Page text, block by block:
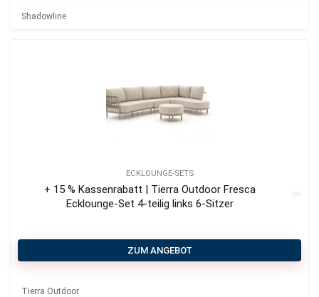
Shadowline
ECKLOUNGE-SETS
+ 15 % Kassenrabatt | Tierra Outdoor Fresca
Ecklounge-Set 4-teilig links 6-Sitzer
ZUM ANGEBOT
Tierra Outdoor